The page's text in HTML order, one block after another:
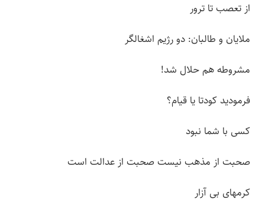
از تعصب تا ترور
ملایان و طالبان: دو رژیم اشغالگر
مشروطه هم حلال شد!
فرمودید کودتا یا قیام؟
کسی با شما نبود
صحبت از مذهب نیست صحبت از عدالت است
کرم­های بی آزار